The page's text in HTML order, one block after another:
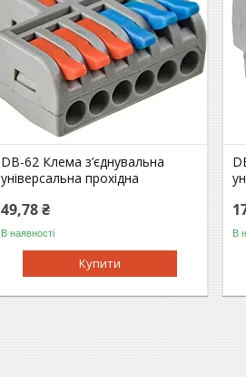
DB-62 Клема з’єднувальна
універсальна прохідна
49,78 ₴
В наявності
Купити
В